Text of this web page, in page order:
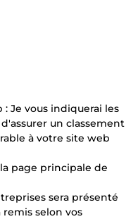
: Je vous indiquerai les
un classement
à votre site web
page principale de
sera présenté
remis selon vos